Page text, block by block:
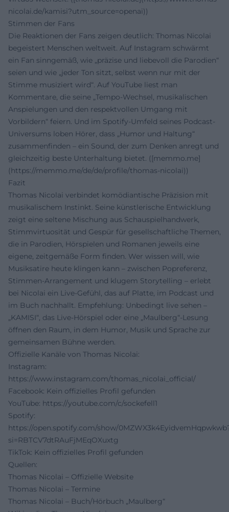
nicolai.de/kamisi?utm_source=openai))
Stimmen der Fans
Die Reaktionen der Fans zeigen deutlich: Thomas Nicolai
begeistert Menschen weltweit. Auf Instagram schwärmt
ein Fan sinngemäß, wie „präzise und liebevoll die Parodien“
seien und wie „jeder Ton sitzt, selbst wenn nur mit der
Stimme musiziert wird“. Auf YouTube liest man
Kommentare, die seine „Tempo-Wechsel, musikalischen
Anspielungen und den respektvollen Umgang mit
Vorbildern“ feiern. Und im Spotify-Umfeld seines Podcast-
Universums loben Hörer, dass „Humor und Haltung“
zusammenfinden – ein Sound, der zum Denken anregt und
gleichzeitig beste Unterhaltung bietet. ([memmo.me]
(https://memmo.me/de/de/profile/thomas-nicolai))
Fazit
Thomas Nicolai verbindet komödiantische Präzision mit
musikalischem Instinkt. Seine künstlerische Entwicklung
zeigt eine seltene Mischung aus Schauspielhandwerk,
Stimmvirtuosität und Gespür für gesellschaftliche Themen,
die in Parodien, Hörspielen und Romanen jeweils eine
eigene, zeitgemäße Form finden. Wer wissen will, wie
Musiksatire heute klingen kann – zwischen Popreferenz,
Stimmen-Arrangement und klugem Storytelling – erlebt
bei Nicolai ein Live-Gefühl, das auf Platte, im Podcast und
im Buch nachhallt. Empfehlung: Unbedingt live sehen –
„KAMISI“, das Live-Hörspiel oder eine „Maulberg“-Lesung
öffnen den Raum, in dem Humor, Musik und Sprache zur
gemeinsamen Bühne werden.
Offizielle Kanäle von Thomas Nicolai:
Instagram:
https://www.instagram.com/thomas_nicolai_official/
Facebook: Kein offizielles Profil gefunden
YouTube: https://youtube.com/c/sockefell1
Spotify:
https://open.spotify.com/show/
si=RBTCV7dtRAuFjMEqOXuxtg
TikTok: Kein offizielles Profil gefunden
Quellen:
Thomas Nicolai – Offizielle Website
Thomas Nicolai – Termine
Thomas Nicolai – Buch/Hörbuch „Maulberg“